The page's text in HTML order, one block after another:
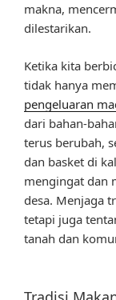
makna,
dilestarikan.
Ketika kita
tidak hanya
pengeluaran
dari bahan-
terus berubah,
dan basket di
mengingat dan
desa. Menjaga
tetapi juga
tanah dan